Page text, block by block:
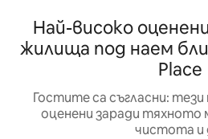
Най-високо
жилища под наем
Place
Гостите са съгласни:
оценени заради
чистота и